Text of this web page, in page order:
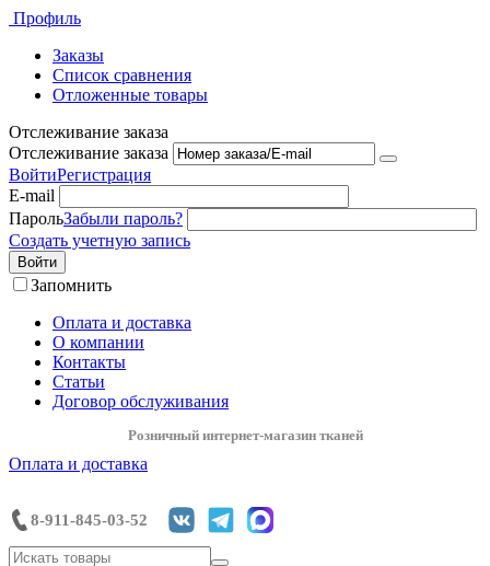
Профиль
Заказы
Список сравнения
Отложенные товары
Отслеживание заказа
Отслеживание заказа
ВойтиРегистрация
E-mail
ПарольЗабыли пароль?
Создать учетную запись
Войти
Запомнить
Оплата и доставка
О компании
Контакты
Статьи
Договор обслуживания
Розничный интернет-магазин тканей
Оплата и доставка
8-911-845-03-52